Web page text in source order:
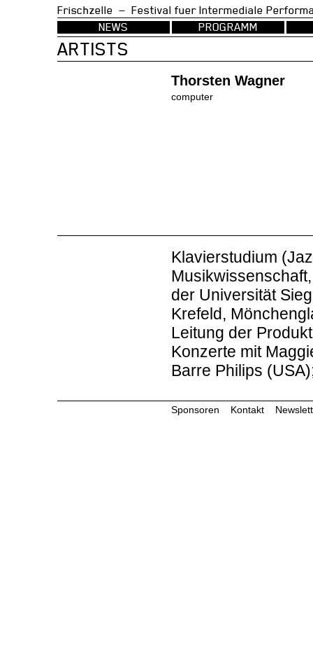
Frischzelle — Festival fuer
NEWS
PROGRAMM
ARTISTS
Thorsten Wagner
computer
Klavierstudium
der Universität
Krefeld,
Leitung der
Konzerte mit
Barre Philips
Sponsoren Kontakt